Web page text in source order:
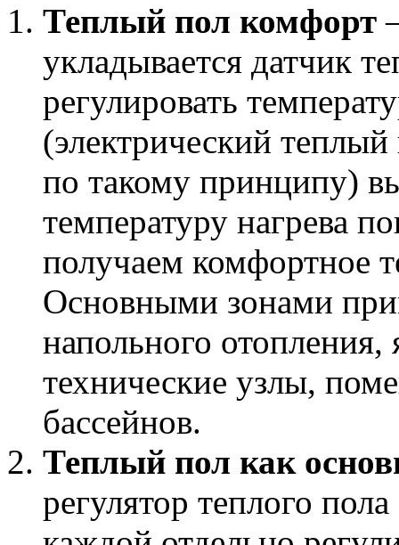
Теплый пол комфорт
укладывается датчик
регулировать
(электрический
по такому принципу)
температуру нагрева
получаем комфортное
Основными зонами
напольного отопления,
технические узлы,
бассейнов.
Теплый пол как
регулятор теплого